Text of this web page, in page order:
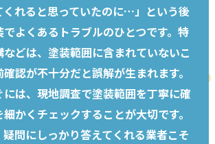
くれると思っていたのに…」という後
よくあるトラブルのひとつです。特
どは、塗装範囲に含まれていないこ
認が不十分だと誤解が生まれます。
には、現地調査で塗装範囲を丁寧に確
かくチェックすることが大切です。
問にしっかり答えてくれる業者こそ